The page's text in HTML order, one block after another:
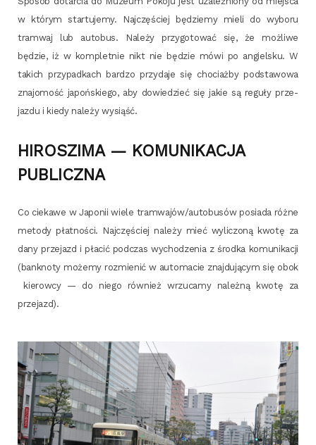
w któ­rym star­tu­je­my. Naj­czę­ściej będzie­my mie­li do wybo­ru
tram­waj lub auto­bus. Nale­ży przy­go­to­wać się, że moż­li­we
będzie, iż w kom­plet­nie nikt nie będzie mówi po angiel­sku. W
takich przy­pad­kach bar­dzo przy­da­je się cho­ciaż­by pod­sta­wo­wa
zna­jo­mość japoń­skie­go, aby dowie­dzieć się jakie są regu­ły prze­
jaz­du i kie­dy nale­ży wysiąść.
HIROSZIMA — KOMUNIKACJA
PUBLICZNA
Co cie­ka­we w Japo­nii wie­le tramwajów/autobusów posia­da róż­ne
meto­dy płat­no­ści. Naj­czę­ściej nale­ży mieć wyli­czo­ną kwo­tę za
dany prze­jazd i pła­cić pod­czas wycho­dze­nia z środ­ka komu­ni­ka­cji
(bank­no­ty może­my roz­mie­nić w auto­ma­cie znaj­du­ją­cym się obok
kie­row­cy — do nie­go rów­nież wrzu­ca­my należ­ną kwo­tę za
przejazd).